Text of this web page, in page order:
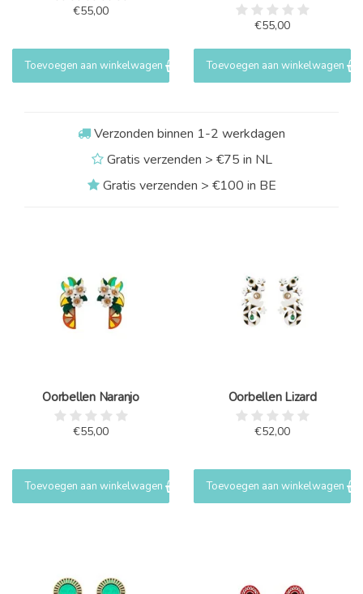
€55,00
Toevoegen aan winkelwagen
€55,00
Toevoegen aan winkelwagen
Verzonden binnen 1-2 werkdagen
Gratis verzenden > €75 in NL
Gratis verzenden > €100 in BE
Oorbellen Naranjo
€55,00
Toevoegen aan winkelwagen
Oorbellen Lizard
€52,00
Toevoegen aan winkelwagen